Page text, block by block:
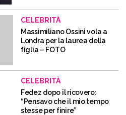
CELEBRITÀ
Massimiliano Ossini vola a
Londra per la laurea della
figlia – FOTO
CELEBRITÀ
Fedez dopo il ricovero:
“Pensavo che il mio tempo
stesse per finire”